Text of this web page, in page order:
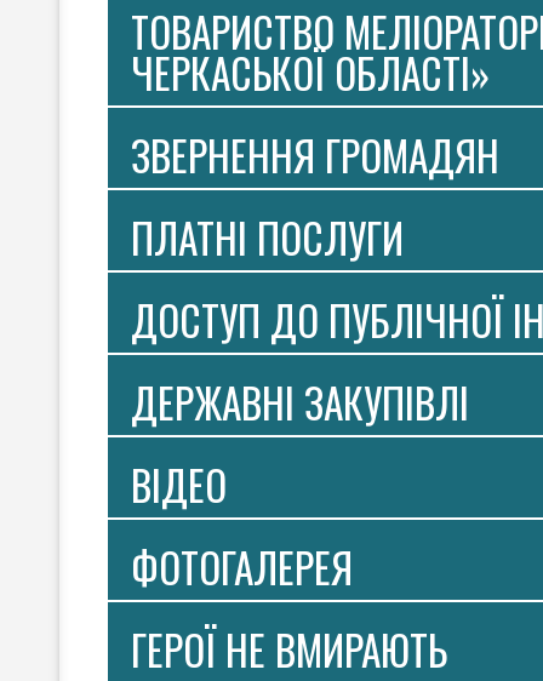
ТОВАРИСТВО
ЧЕРКАСЬКОЇ ОБЛАСТІ»
ЗВЕРНЕННЯ ГРОМАДЯН
ПЛАТНI ПОСЛУГИ
ДОСТУП ДО ПУБЛІЧНОЇ
ДЕРЖАВНІ ЗАКУПІВЛІ
ВIДЕО
ФОТОГАЛЕРЕЯ
ГЕРОЇ НЕ ВМИРАЮТЬ